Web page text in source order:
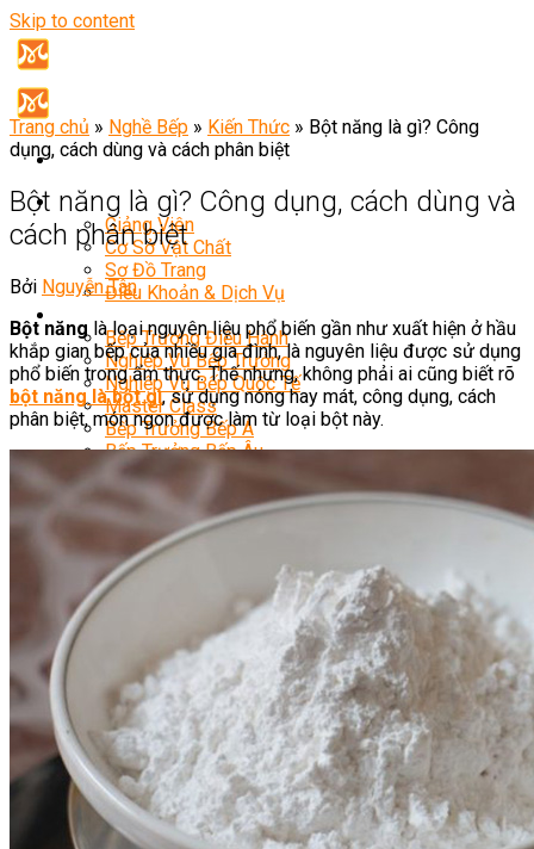
Skip to content
Giới Thiệu
Giảng Viên
Cơ Sở Vật Chất
Sơ Đồ Trang
Điều Khoản & Dịch Vụ
Khóa Học
Bếp Trưởng Điều Hành
Nghiệp Vụ Bếp Trưởng
Nghiệp Vụ Bếp Quốc Tế
Master Class
Bếp Trưởng Bếp Á
Bếp Trưởng Bếp Âu
Bếp Trưởng Bếp Nhật
Bếp Trưởng Bếp Việt
Bếp Trưởng Bếp Hoa
Nghiệp Vụ Bếp Hàn
Nghiệp Vụ Bếp Thái
Nghiệp Vụ Quản Lý Bếp
Nghiệp Vụ Bếp Phụ
Khóa Học Eat Clean
Khóa Học Food Stylist
Khởi Sự Kinh Doanh Nhà Hàng
Nghiệp Vụ Bếp Chay
Điểm Tâm Hồng Kông
Học Cắt Tỉa Rau Củ Quả
Học Nấu Ăn Gia Đình
Học Mở Quán Kinh Doanh
Khóa Học Khởi Sự Kinh Doanh Ngành F&B
Bí Quyết Kinh Doanh Và Vận Hành Mô Hình Ẩm
Trang chủ » Nghề Bếp » Kiến Thức » Bột năng là gì? Công
dụng, cách dùng và cách phân biệt
Bột năng là gì? Công dụng, cách dùng và
cách phân biệt
Bởi Nguyễn Tân
Bột nănglà loại nguyên liệu phổ biến gần như xuất hiện ở hầu
khắp gian bếp của nhiều gia đình, là nguyên liệu được sử dụng
phổ biến trong ẩm thực. Thế nhưng, không phải ai cũng biết rõ
bột năng là bột gì, sử dụng nóng hay mát, công dụng, cách
phân biệt, món ngon được làm từ loại bột này.